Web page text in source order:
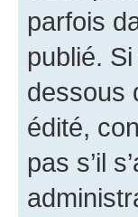
parfois
publié.
dessous
édité,
pas s’il